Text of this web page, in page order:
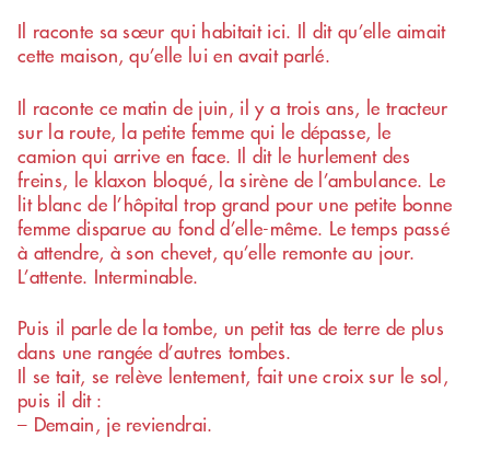
Il raconte sa sœur qui habitait ici. Il dit qu’elle aimait
cette maison, qu’elle lui en avait parlé.
Il raconte ce matin de juin, il y a trois ans, le tracteur
sur la route, la petite femme qui le dépasse, le
camion qui arrive en face. Il dit le hurlement des
freins, le klaxon bloqué, la sirène de l’ambulance. Le
lit blanc de l’hôpital trop grand pour une petite bonne
femme disparue au fond d’elle-même. Le temps passé
à attendre, à son chevet, qu’elle remonte au jour.
L’attente. Interminable.
Puis il parle de la tombe, un petit tas de terre de plus
dans une rangée d’autres tombes.
Il se tait, se relève lentement, fait une croix sur le sol,
puis il dit :
– Demain, je reviendrai.